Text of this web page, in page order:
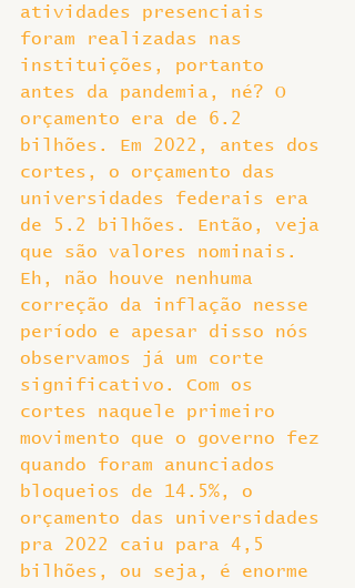
atividades presenciais
foram realizadas nas
instituições, portanto
antes da pandemia, né? O
orçamento era de 6.2
bilhões. Em 2022, antes dos
cortes, o orçamento das
universidades federais era
de 5.2 bilhões. Então, veja
que são valores nominais.
Eh, não houve nenhuma
correção da inflação nesse
período e apesar disso nós
observamos já um corte
significativo. Com os
cortes naquele primeiro
movimento que o governo fez
quando foram anunciados
bloqueios de 14.5%, o
orçamento das universidades
pra 2022 caiu para 4,5
bilhões, ou seja, é enorme